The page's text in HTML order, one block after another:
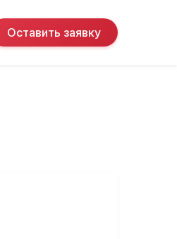
Оставить заявку